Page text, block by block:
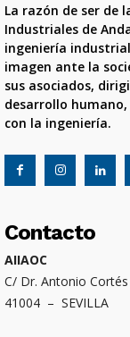
La razón de ser de
Industriales de
ingeniería
imagen ante la
sus asociados,
desarrollo
con la ingeniería.
Contacto
AIIAOC
C/ Dr. Antonio Cortés
41004 – SEVILLA